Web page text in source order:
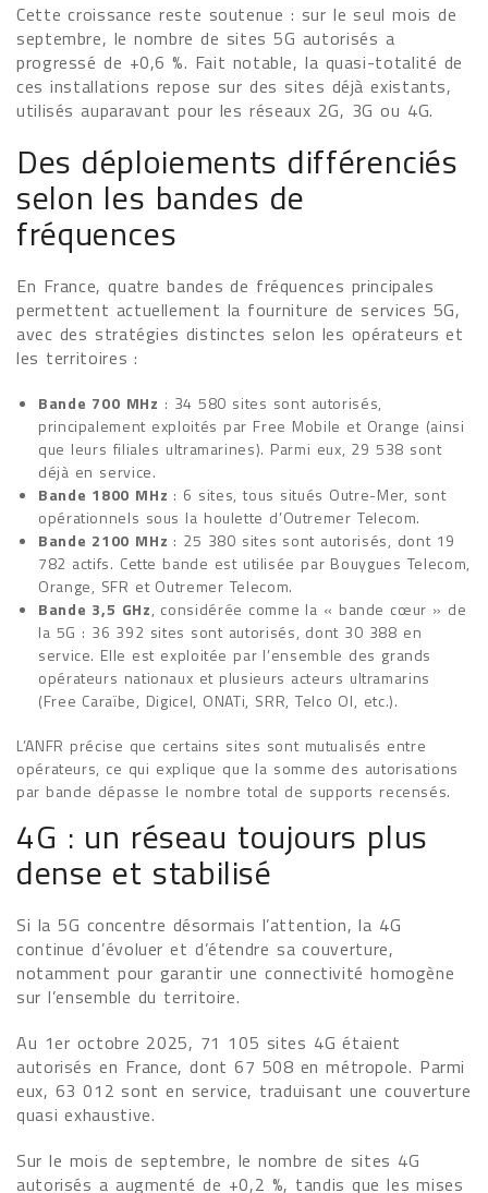
Cette croissance reste soutenue : sur le seul mois de
septembre, le nombre de sites 5G autorisés a
progressé de +0,6 %. Fait notable, la quasi-totalité de
ces installations repose sur des sites déjà existants,
utilisés auparavant pour les réseaux 2G, 3G ou 4G.
Des déploiements différenciés
selon les bandes de
fréquences
En France, quatre bandes de fréquences principales
permettent actuellement la fourniture de services 5G,
avec des stratégies distinctes selon les opérateurs et
les territoires :
Bande 700 MHz : 34 580 sites sont autorisés,
principalement exploités par Free Mobile et Orange (ainsi
que leurs filiales ultramarines). Parmi eux, 29 538 sont
déjà en service.
Bande 1800 MHz : 6 sites, tous situés Outre-Mer, sont
opérationnels sous la houlette d’Outremer Telecom.
Bande 2100 MHz : 25 380 sites sont autorisés, dont 19
782 actifs. Cette bande est utilisée par Bouygues Telecom,
Orange, SFR et Outremer Telecom.
Bande 3,5 GHz, considérée comme la « bande cœur » de
la 5G : 36 392 sites sont autorisés, dont 30 388 en
service. Elle est exploitée par l’ensemble des grands
opérateurs nationaux et plusieurs acteurs ultramarins
(Free Caraïbe, Digicel, ONATi, SRR, Telco OI, etc.).
L’ANFR précise que certains sites sont mutualisés entre
opérateurs, ce qui explique que la somme des autorisations
par bande dépasse le nombre total de supports recensés.
4G : un réseau toujours plus
dense et stabilisé
Si la 5G concentre désormais l’attention, la 4G
continue d’évoluer et d’étendre sa couverture,
notamment pour garantir une connectivité homogène
sur l’ensemble du territoire.
Au 1er octobre 2025, 71 105 sites 4G étaient
autorisés en France, dont 67 508 en métropole. Parmi
eux, 63 012 sont en service, traduisant une couverture
quasi exhaustive.
Sur le mois de septembre, le nombre de sites 4G
autorisés a augmenté de +0,2 %, tandis que les mises